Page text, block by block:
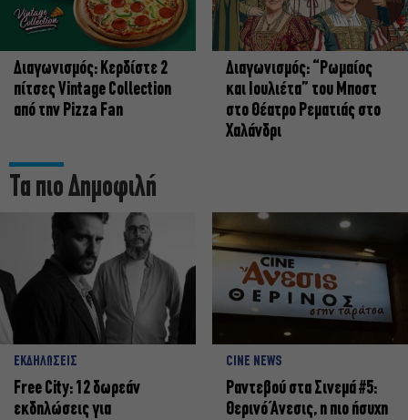
Διαγωνισμός: Κερδίστε 2
πίτσες Vintage Collection
από την Pizza Fan
Διαγωνισμός: “Ρωμαίος
και Ιουλιέτα” του Μποστ
στο Θέατρο Ρεματιάς στο
Χαλάνδρι
Τα πιο Δημοφιλή
ΕΚΔΗΛΩΣΕΙΣ
Free City: 12 δωρεάν
εκδηλώσεις για
CINE NEWS
Ραντεβού στα Σινεμά #5:
Θερινό Άνεσις, η πιο ήσυχη